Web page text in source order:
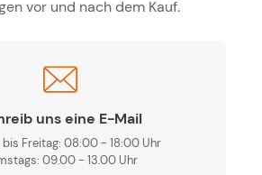
vor und nach dem Kauf.
uns eine E-Mail
bis Freitag: 08:00 - 18:00 Uhr
09.00 - 13.00 Uhr